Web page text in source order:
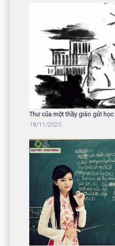
Thư của một thầy giáo gửi học
18/11/2025